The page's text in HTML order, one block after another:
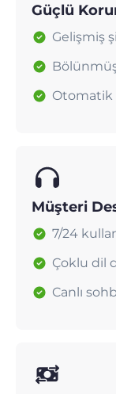
Güçlü
Gelişmiş
Otomatik
Müşteri
7/24
Çoklu dil
Canlı